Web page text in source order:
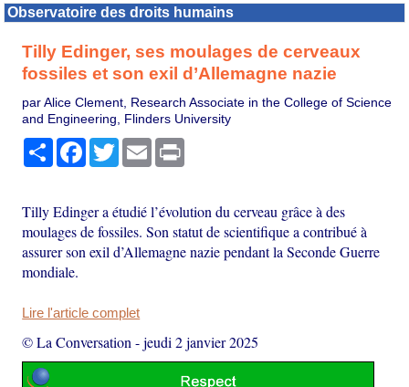
Observatoire des droits humains
Tilly Edinger, ses moulages de cerveaux
fossiles et son exil d’Allemagne nazie
par Alice Clement, Research Associate in the College of Science
and Engineering, Flinders University
PartagerFacebook
TwitterEmail
Tilly Edinger a étudié l’évolution du cerveau grâce à des
moulages de fossiles. Son statut de scientifique a contribué à
assurer son exil d’Allemagne nazie pendant la Seconde Guerre
mondiale.
Lire l'article complet
© La Conversation -jeudi 2 janvier 2025